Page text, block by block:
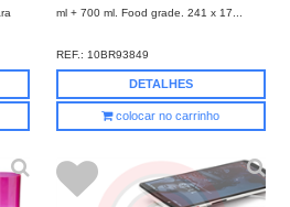
ml + 700 ml. Food grade. 241 x 17...
REF.: 10BR93849
DETALHES
colocar no carrinho